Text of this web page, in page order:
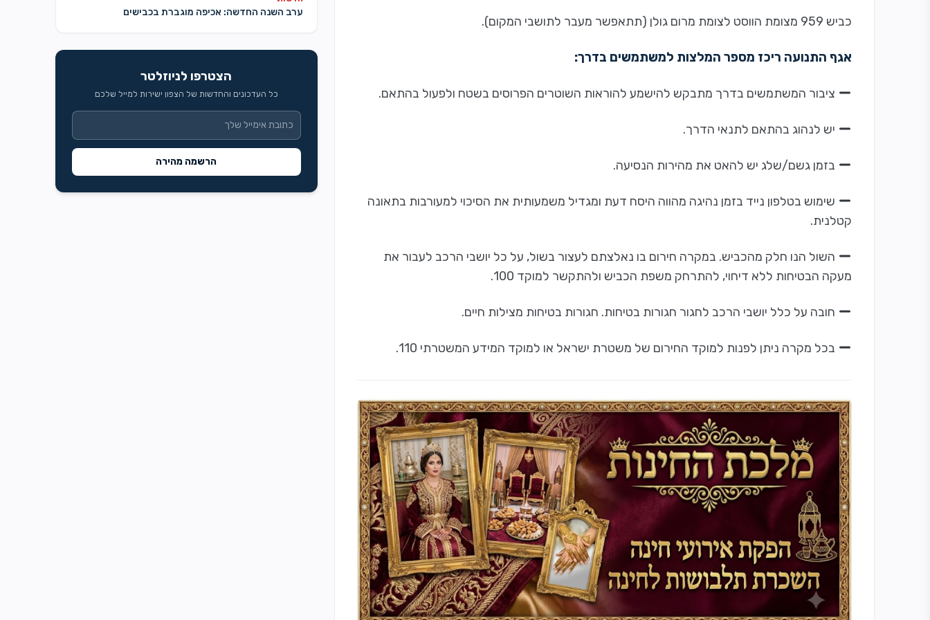
כביש 959 מצומת הווסט לצומת מרום גולן (תתאפשר מעבר לתושבי המקום).
אגף התנועה ריכז מספר המלצות למשתמשים בדרך:
ציבור המשתמשים בדרך מתבקש להישמע להוראות השוטרים הפרוסים בשטח ולפעול בהתאם.
יש לנהוג בהתאם לתנאי הדרך.
בזמן גשם/שלג יש להאט את מהירות הנסיעה.
שימוש בטלפון נייד בזמן נהיגה מהווה היסח דעת ומגדיל משמעותית את הסיכוי למעורבות בתאונה
קטלנית.
השול הנו חלק מהכביש. במקרה חירום בו נאלצתם לעצור בשול, על כל יושבי הרכב לעבור את
מעקה הבטיחות ללא דיחוי, להתרחק משפת הכביש ולהתקשר למוקד 100.
חובה על כלל יושבי הרכב לחגור חגורות בטיחות. חגורות בטיחות מצילות חיים.
בכל מקרה ניתן לפנות למוקד החירום של משטרת ישראל או למוקד המידע המשטרתי 110.
ערב השנה החדשה: אכיפה מוגברת בכבישים
הצטרפו לניוזלטר
כל העדכונים והחדשות של הצפון ישירות למייל שלכם
הרשמה מהירה